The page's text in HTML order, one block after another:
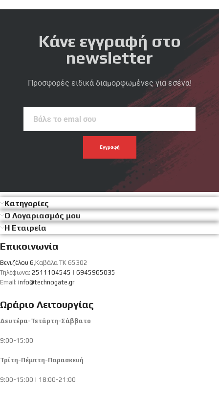
Κάνε εγγραφή στο
newsletter
Προσφορές ειδικά διαμορφωμένες για εσένα!
Κατηγορίες
Ο Λογαριασμός μου
Η Εταιρεία
Επικοινωνία
Βενιζέλου 6,Καβάλα ΤΚ 65302
Τηλέφωνα: 2511104545 | 6945965035
Email: info@technogate.gr
Ωράριο Λειτουργίας
Δευτέρα-Τετάρτη-Σάββατο
9:00-15:00
Τρίτη-Πέμπτη-Παρασκευή
9:00-15:00 | 18:00-21:00